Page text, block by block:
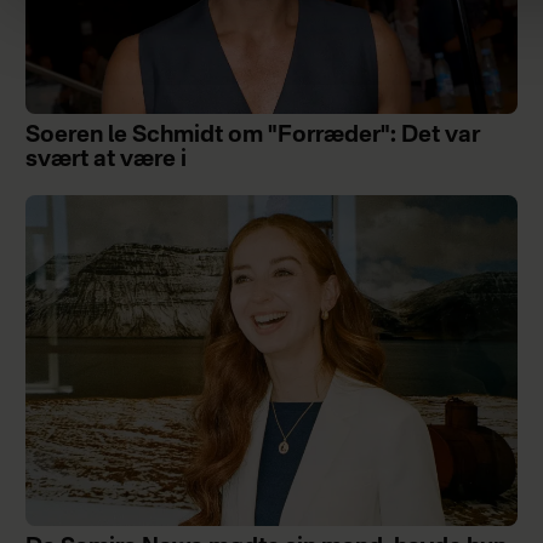
Soeren le Schmidt om "Forræder": Det var
svært at være i